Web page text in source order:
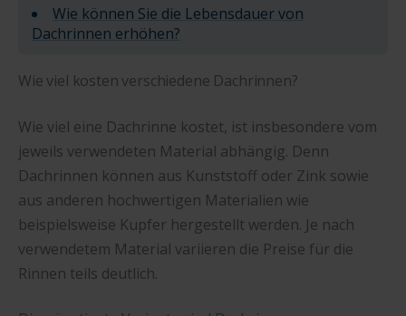
Wie können Sie die Lebensdauer von
Dachrinnen erhöhen?
Wie viel kosten verschiedene Dachrinnen?
Wie viel eine Dachrinne kostet, ist insbesondere vom
jeweils verwendeten Material abhängig. Denn
Dachrinnen können aus Kunststoff oder Zink sowie
aus anderen hochwertigen Materialien wie
beispielsweise Kupfer hergestellt werden. Je nach
verwendetem Material variieren die Preise für die
Rinnen teils deutlich.